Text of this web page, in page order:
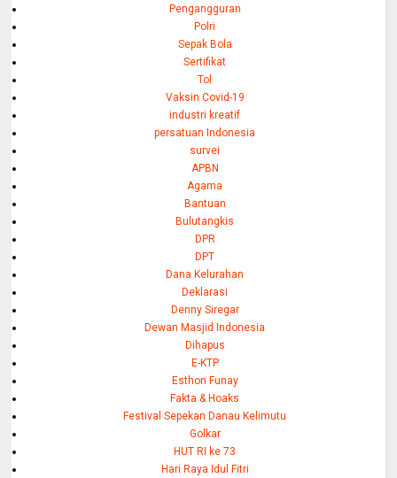
Pengangguran
Polri
Sepak Bola
Sertifikat
Tol
Vaksin Covid-19
industri kreatif
persatuan Indonesia
survei
APBN
Agama
Bantuan
Bulutangkis
DPR
DPT
Dana Kelurahan
Deklarasi
Denny Siregar
Dewan Masjid Indonesia
Dihapus
E-KTP
Esthon Funay
Fakta & Hoaks
Festival Sepekan Danau Kelimutu
Golkar
HUT RI ke 73
Hari Raya Idul Fitri